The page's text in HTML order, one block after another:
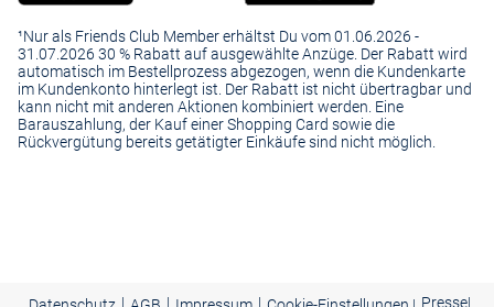
¹Nur als Friends Club Member erhältst Du vom 01.06.2026 -
31.07.2026 30 % Rabatt auf ausgewählte Anzüge. Der Rabatt wird
automatisch im Bestellprozess abgezogen, wenn die Kundenkarte
im Kundenkonto hinterlegt ist. Der Rabatt ist nicht übertragbar und
kann nicht mit anderen Aktionen kombiniert werden. Eine
Barauszahlung, der Kauf einer Shopping Card sowie die
Rückvergütung bereits getätigter Einkäufe sind nicht möglich.
| | | Presse|